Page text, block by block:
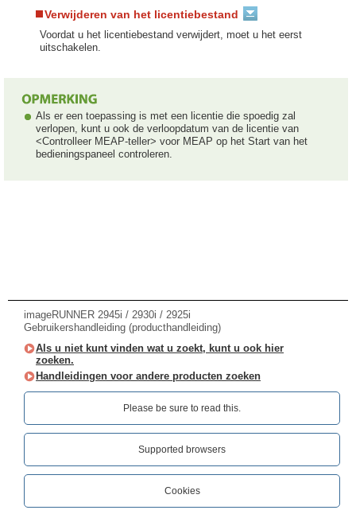
Verwijderen van het licentiebestand
Voordat u het licentiebestand verwijdert, moet u het eerst
uitschakelen.
Als er een toepassing is met een licentie die spoedig zal
verlopen, kunt u ook de verloopdatum van de licentie van
<Controlleer MEAP-teller> voor MEAP op het Start van het
bedieningspaneel controleren.
imageRUNNER 2945i / 2930i / 2925i
Gebruikershandleiding (producthandleiding)
Als u niet kunt vinden wat u zoekt, kunt u ook hier
zoeken.
Handleidingen voor andere producten zoeken
Please be sure to read this.‎
Supported browsers
Cookies